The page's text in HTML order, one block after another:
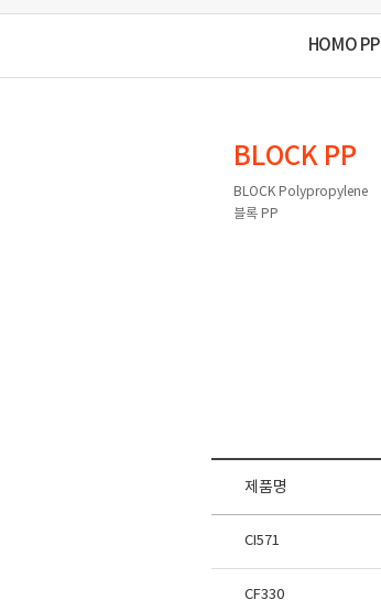
HOMO PP
BLOCK PP
BLOCK Polypropylene
블록 PP
제품명
CI571
CF330